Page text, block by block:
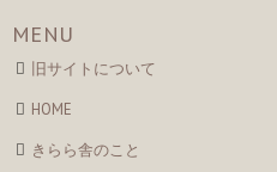
ー
シ
ョ
ン
MENU
旧サイトについて
HOME
きらら舎のこと